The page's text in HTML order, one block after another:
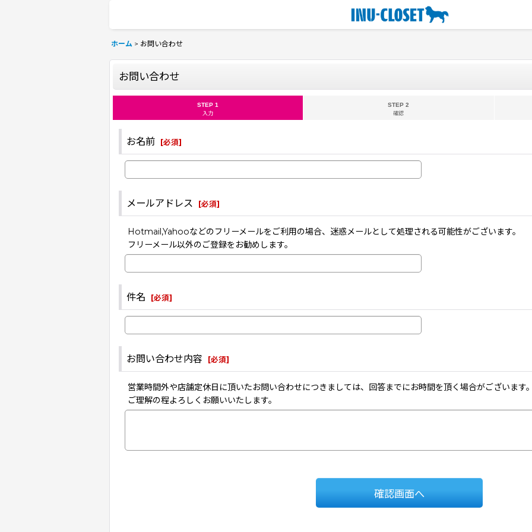
ホーム > お問い合わせ
お問い合わせ
STEP 1
入力
STEP 2
確認
お名前 [必須]
メールアドレス [必須]
Hotmail,Yahooなどのフリーメールをご利用の場合、迷惑メールとして処理される可能性がございます。
フリーメール以外のご登録をお勧めします。
件名 [必須]
お問い合わせ内容 [必須]
営業時間外や店舗定休日に頂いたお問い合わせにつきましては、回答までにお時間を頂く場合がございます
ご理解の程よろしくお願いいたします。
確認画面へ